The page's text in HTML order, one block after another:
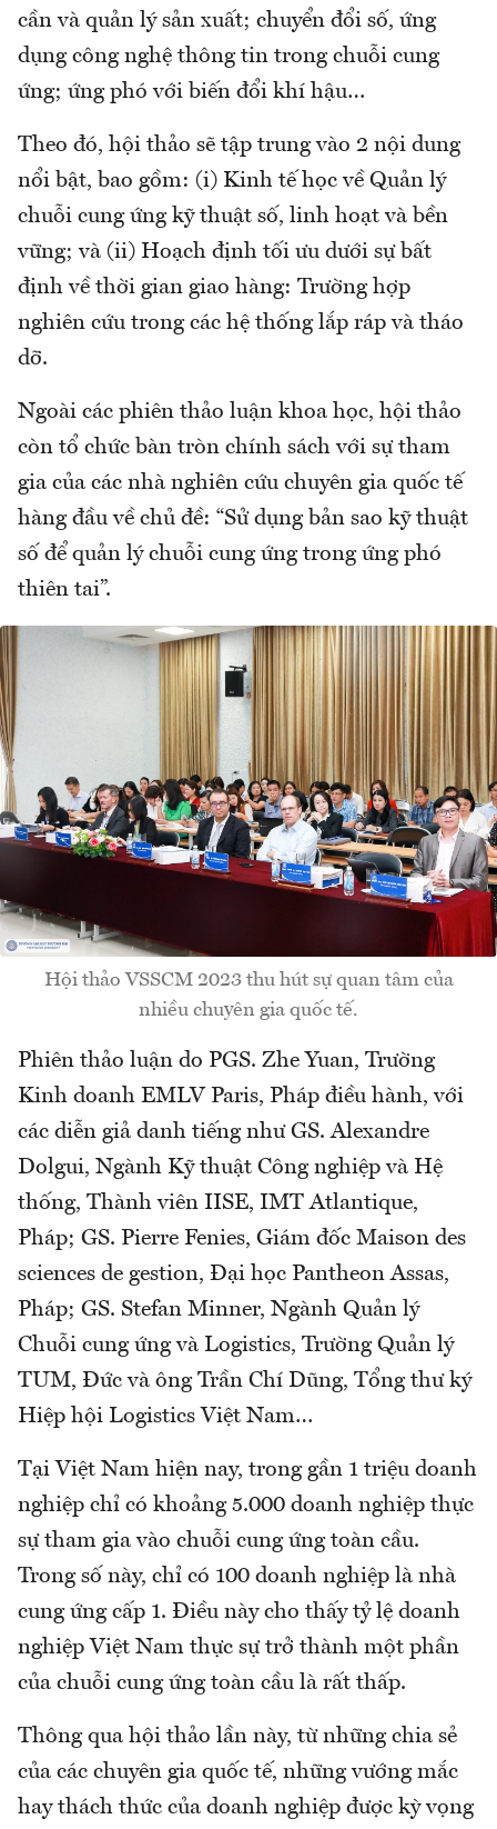
cần và quản lý sản xuất; chuyển đổi số, ứng
dụng công nghệ thông tin trong chuỗi cung
ứng; ứng phó với biến đổi khí hậu…
Theo đó, hội thảo sẽ tập trung vào 2 nội dung
nổi bật, bao gồm: (i) Kinh tế học về Quản lý
chuỗi cung ứng kỹ thuật số, linh hoạt và bền
vững; và (ii) Hoạch định tối ưu dưới sự bất
định về thời gian giao hàng: Trường hợp
nghiên cứu trong các hệ thống lắp ráp và tháo
dỡ.
Ngoài các phiên thảo luận khoa học, hội thảo
còn tổ chức bàn tròn chính sách với sự tham
gia của các nhà nghiên cứu chuyên gia quốc tế
hàng đầu về chủ đề: “Sử dụng bản sao kỹ thuật
số để quản lý chuỗi cung ứng trong ứng phó
thiên tai”.
Hội thảo VSSCM 2023 thu hút sự quan tâm của
nhiều chuyên gia quốc tế.
Phiên thảo luận do PGS. Zhe Yuan, Trường
Kinh doanh EMLV Paris, Pháp điều hành, với
các diễn giả danh tiếng như GS. Alexandre
Dolgui, Ngành Kỹ thuật Công nghiệp và Hệ
thống, Thành viên IISE, IMT Atlantique,
Pháp; GS. Pierre Fenies, Giám đốc Maison des
sciences de gestion, Đại học Pantheon Assas,
Pháp; GS. Stefan Minner, Ngành Quản lý
Chuỗi cung ứng và Logistics, Trường Quản lý
TUM, Đức và ông Trần Chí Dũng, Tổng thư ký
Hiệp hội Logistics Việt Nam…
Tại Việt Nam hiện nay, trong gần 1 triệu doanh
nghiệp chỉ có khoảng 5.000 doanh nghiệp thực
sự tham gia vào chuỗi cung ứng toàn cầu.
Trong số này, chỉ có 100 doanh nghiệp là nhà
cung ứng cấp 1. Điều này cho thấy tỷ lệ doanh
nghiệp Việt Nam thực sự trở thành một phần
của chuỗi cung ứng toàn cầu là rất thấp.
Thông qua hội thảo lần này, từ những chia sẻ
của các chuyên gia quốc tế, những vướng mắc
hay thách thức của doanh nghiệp được kỳ vọng